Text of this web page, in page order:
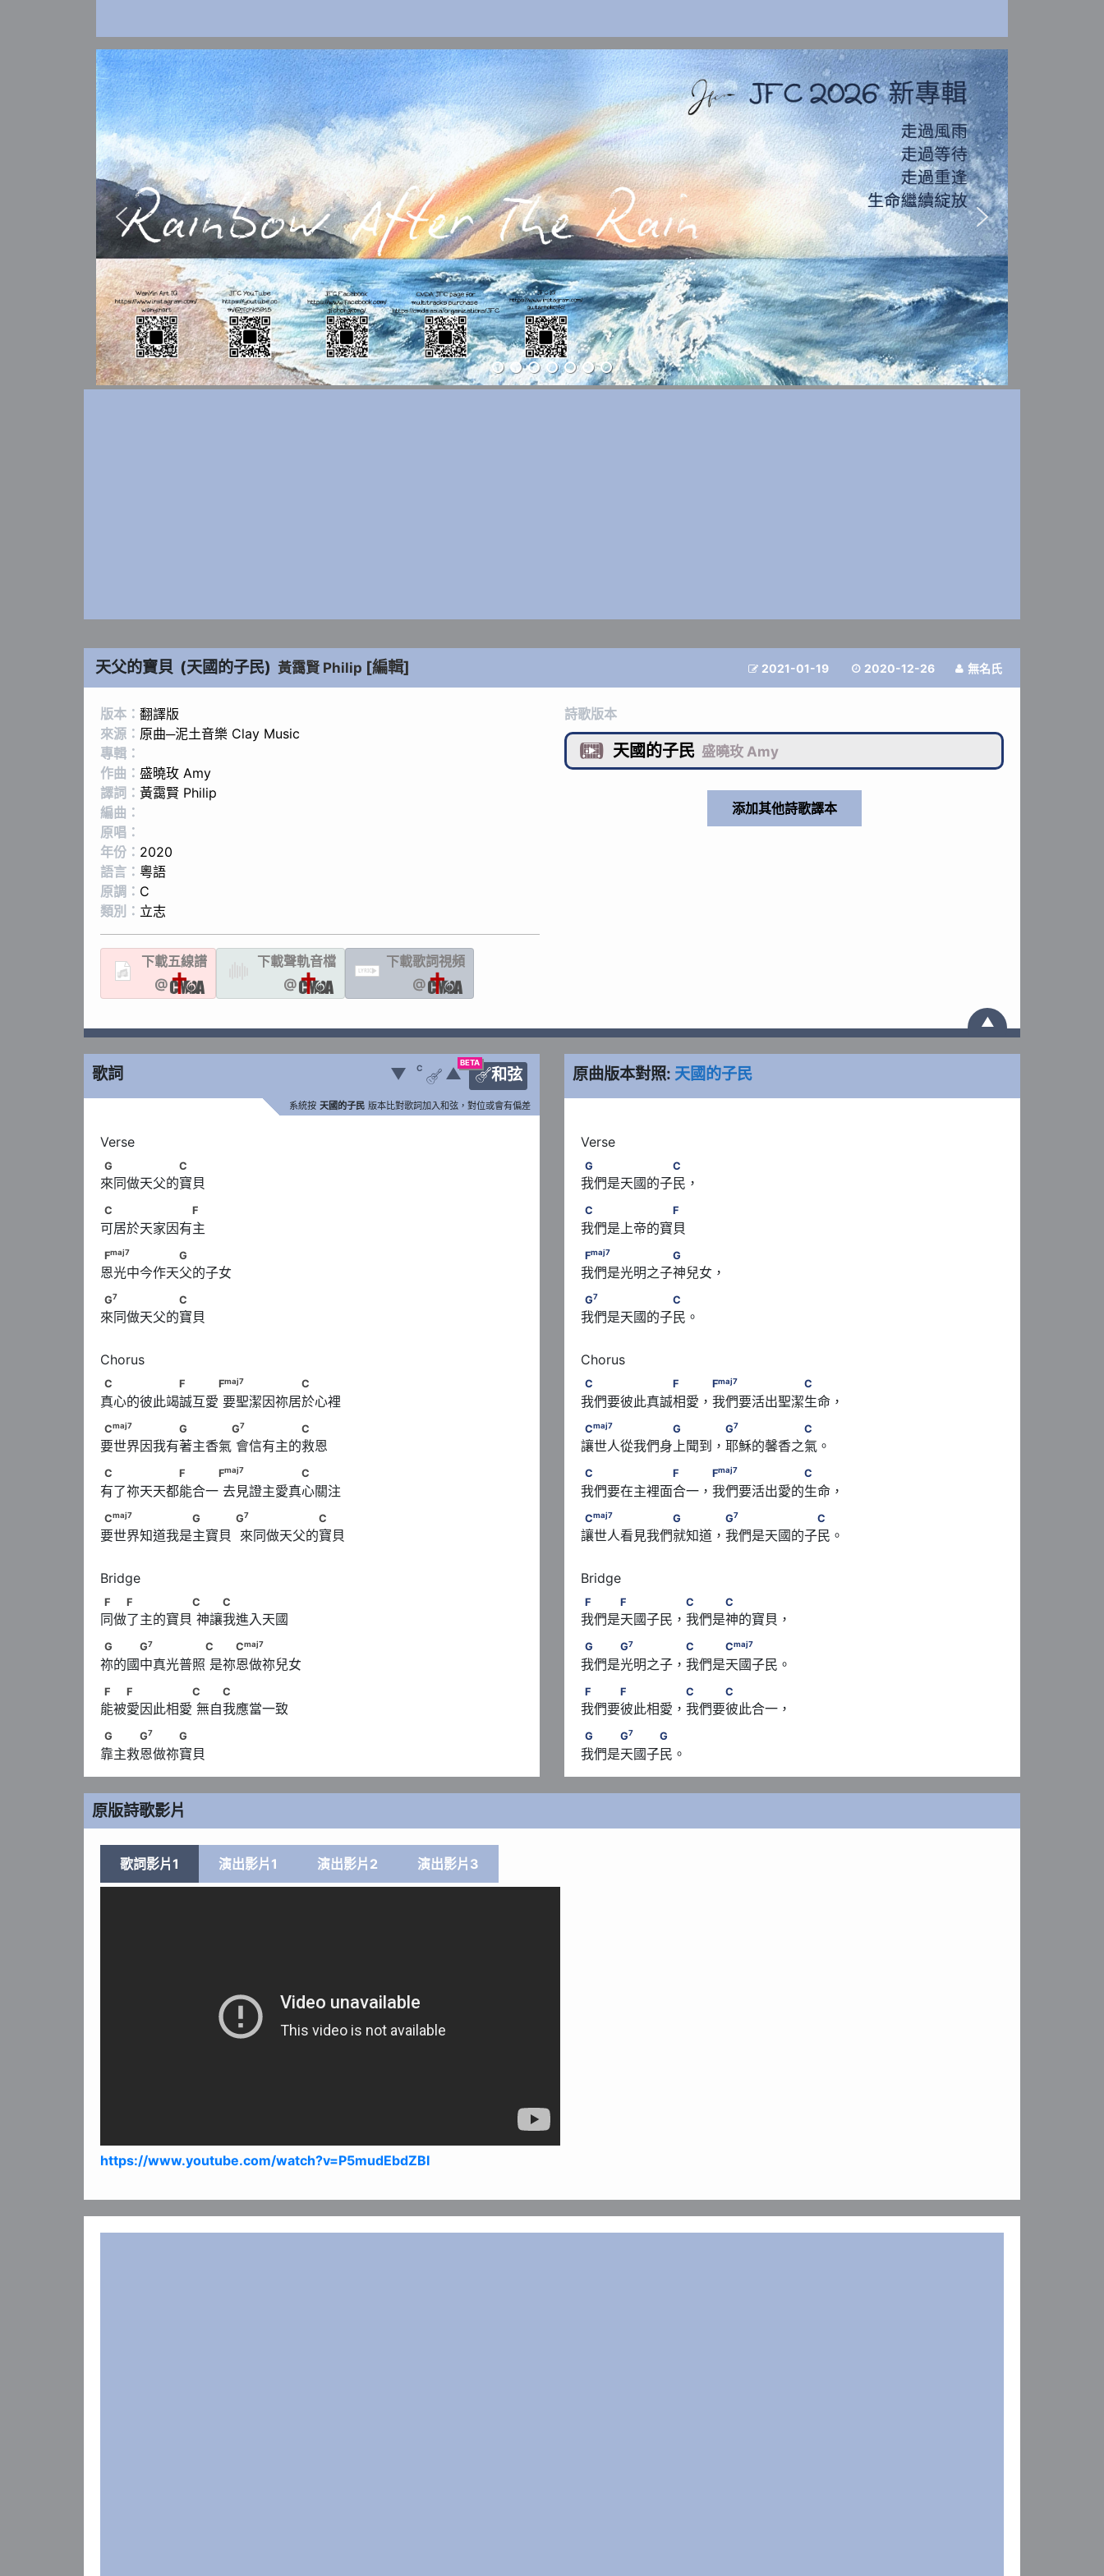
天父的寶貝 (天國的子民) 黃靄賢 Philip [編輯]  2021-01-19  2020-12-26  無名氏
版本： 翻譯版
來源： 原曲─泥土音樂 Clay Music
專輯：
作曲： 盛曉玫 Amy
譯詞： 黃靄賢 Philip
編曲：
原唱：
年份： 2020
語言： 粵語
原調： C
類別： 立志
下載五線譜
@
下載聲軌音檔
@
LYRIC
下載歌詞視頻
@
詩歌版本
 天國的子民 盛曉玫 Amy
▲
歌詞
BETA
和弦
▼ C
 ▲ 原曲版本對照: 天國的子民
系統按 天國的子民 版本比對歌詞加入和弦，對位或會有偏差
G　　　　　　C
G C
來同做天父的寶貝
C　　　　　　　F
C F
可居於天家因有主
Fmaj7 G
Fmaj7 G
恩光中今作天父的子女
G7 C
G7 C
來同做天父的寶貝
C　　　　　　F　　　Fmaj C
C F Fmaj7 C
真心的彼此竭誠互愛 要聖潔因祢居於心裡
Cmaj7 G　　　　G C
Cmaj7 G G7 C
要世界因我有著主香氣 會信有主的救恩
C　　　　　　F　　　Fmaj C
C F Fmaj7 C
有了祢天天都能合一 去見證主愛真心關注
Cmaj7 G　　　      G C
Cmaj7 G G7 C
要世界知道我是主寶貝  來同做天父的寶貝
F　　F　　　　　C      　　C
F F C C
同做了主的寶貝 神讓我進入天國
G　　　G
C      　　C
G G7 C Cmaj7
祢的國中真光普照 是祢恩做祢兒女
F　　F　　　　　C      　　C
F F C C
能被愛因此相愛 無自我應當一致
G　　　G
G
G G7 G
靠主救恩做祢寶貝
G　　　　　　　C
G C
我們是天國的子民，
C　　　　　　　F
C F
我們是上帝的寶貝
Fmaj7 G
Fmaj7 G
我們是光明之子神兒女，
G7 C
G7 C
我們是天國的子民。
C　　　　　　　F　　 Fmaj C
C F Fmaj7 C
我們要彼此真誠相愛，我們要活出聖潔生命，
Cmaj7 G　　　 G C
Cmaj7 G G7 C
讓世人從我們身上聞到，耶穌的馨香之氣。
C　　　　　　　F　　 Fmaj C
C F Fmaj7 C
我們要在主裡面合一，我們要活出愛的生命，
Cmaj7 G　　　 G C
Cmaj7 G G7 C
讓世人看見我們就知道，我們是天國的子民。
F　　　F　　　　 C　　　C
F F C C
我們是天國子民，我們是神的寶貝，
G　　　G
C　　　C
G G7 C Cmaj7
我們是光明之子，我們是天國子民。
F　　　F　　　　 C　　　C
F F C C
我們要彼此相愛，我們要彼此合一，
G　　　G
G
G G7 G
我們是天國子民。
原版詩歌影片
歌詞影片1 演出影片1 演出影片2 演出影片3
https://www.youtube.com/watch?v=P5mudEbdZBI